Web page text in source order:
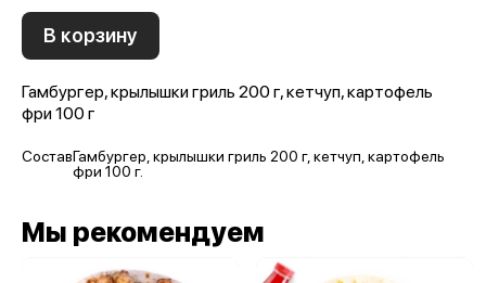
В корзину
Гамбургер, крылышки гриль 200 г, кетчуп, картофель
фри 100 г
СоставГамбургер, крылышки гриль 200 г, кетчуп, картофель
фри 100 г.
Мы рекомендуем